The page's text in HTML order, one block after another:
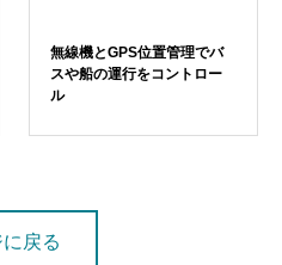
無線機とGPS位置管理でバ
スや船の運行をコントロー
ル
戻る